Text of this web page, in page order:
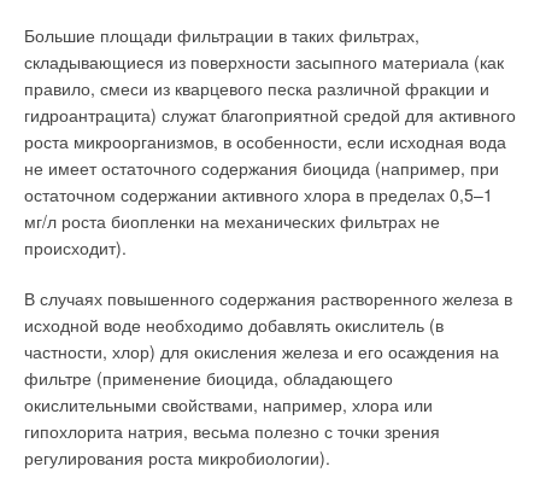
Большие площади фильтрации в таких фильтрах,
складывающиеся из поверхности засыпного материала (как
правило, смеси из кварцевого песка различной фракции и
гидроантрацита) служат благоприятной средой для активного
роста микроорганизмов, в особенности, если исходная вода
не имеет остаточного содержания биоцида (например, при
остаточном содержании активного хлора в пределах 0,5–1
мг/л роста биопленки на механических фильтрах не
происходит).
В случаях повышенного содержания растворенного железа в
исходной воде необходимо добавлять окислитель (в
частности, хлор) для окисления железа и его осаждения на
фильтре (применение биоцида, обладающего
окислительными свойствами, например, хлора или
гипохлорита натрия, весьма полезно с точки зрения
регулирования роста микробиологии).